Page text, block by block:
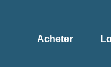
Acheter